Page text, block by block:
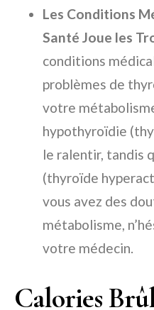
Les Conditions
Santé Joue les
conditions
problèmes de
votre
hypothyroïdie
le ralentir, tandis
(thyroïde
vous avez des
métabolisme,
votre médecin.
Calories